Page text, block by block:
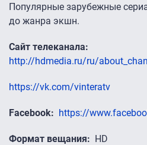
Популярные зарубежные
до жанра экшн.
Сайт телеканала
http://hdmedia.ru/ru/
https://vk.com/vinteratv
Facebook https://
Формат вещания HD